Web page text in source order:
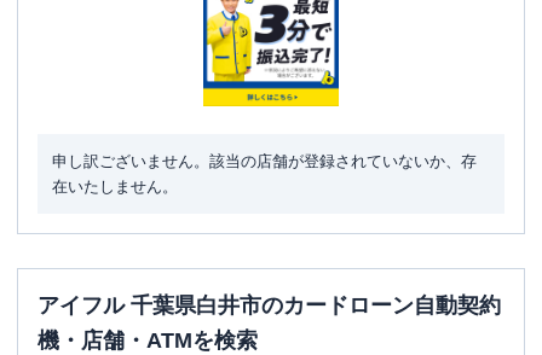
申し訳ございません。該当の店舗が登録されていないか、存
在いたしません。
アイフル 千葉県白井市のカードローン自動契約
機・店舗・ATMを検索